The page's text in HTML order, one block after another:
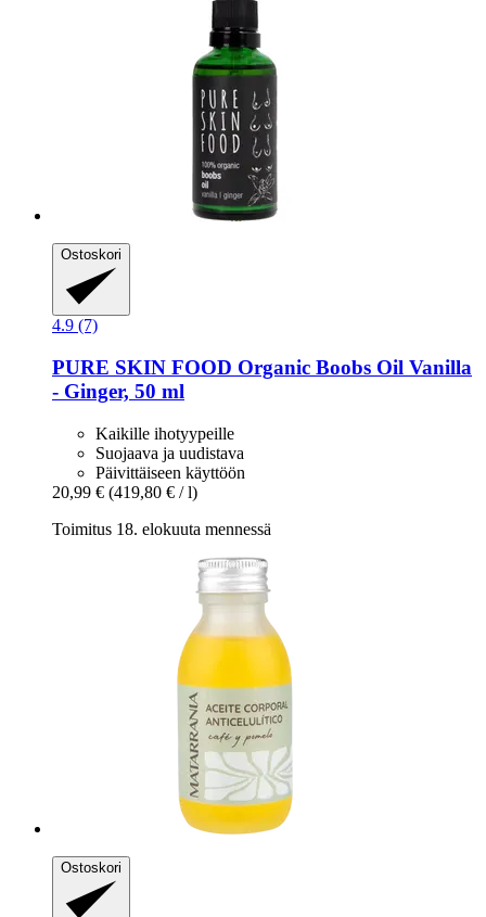
Ostoskori
4.9 (7)
PURE SKIN FOOD Organic Boobs Oil Vanilla
-​ Ginger, 50 ml
Kaikille ihotyypeille
Suojaava ja uudistava
Päivittäiseen käyttöön
20,99 € (419,80 € / l)
Toimitus 18. elokuuta mennessä
Ostoskori